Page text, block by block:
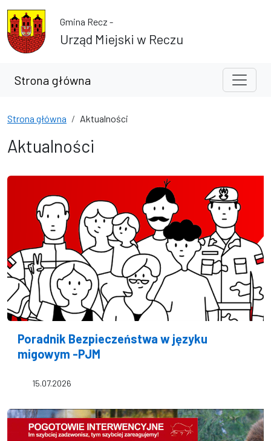
Przejdź do treści
Przejdź do wyszukiwarki
Gmina Recz -
Urząd Miejski w Reczu
Strona główna
Strona główna Aktualności
Aktualności
Poradnik Bezpieczeństwa w języku
migowym -PJM
15.07.2026